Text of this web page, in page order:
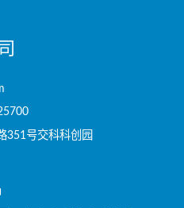
351号交科科创园